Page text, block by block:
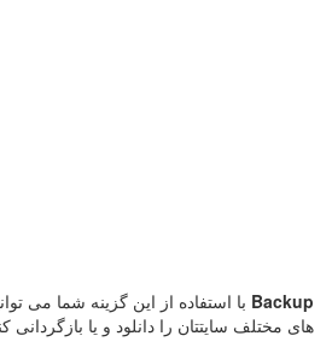
Backup با استفاده از این گزینه شما می
های مختلف سایتتان را دانلود و یا بازگردانی